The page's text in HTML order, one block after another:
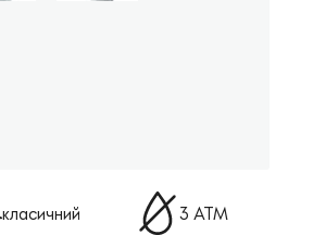
класичний 3 АТМ